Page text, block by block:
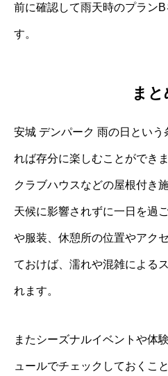
前に確認して雨天時のプラン
す。
まと
安城 デンパーク 雨の日とい
れば存分に楽しむことができ
クラブハウスなどの屋根付き
天候に影響されずに一日を過
や服装、休憩所の位置やアク
ておけば、濡れや混雑による
れます。
またシーズナルイベントや体
ュールでチェックしておくこ